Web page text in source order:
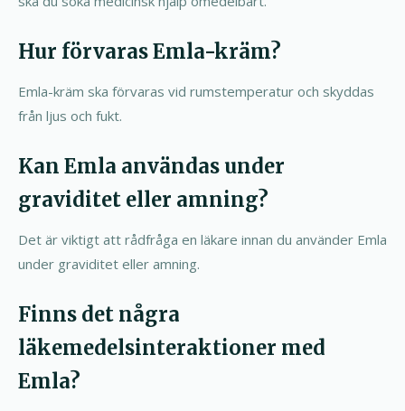
Hur förvaras Emla-kräm?
Emla-kräm ska förvaras vid rumstemperatur och skyddas
från ljus och fukt.
Kan Emla användas under
graviditet eller amning?
Det är viktigt att rådfråga en läkare innan du använder Emla
under graviditet eller amning.
Finns det några
läkemedelsinteraktioner med
Emla?